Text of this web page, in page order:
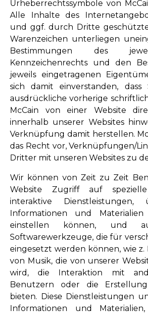
Urheberrechtssymbole von
Alle Inhalte des
und ggf. durch Dritte
Warenzeichen unterliegen
Bestimmungen des
Kennzeichenrechts und den
jeweils eingetragenen
sich damit einverstanden,
ausdrückliche vorherige
McCain von einer Website
innerhalb unserer Websites
Verknüpfung damit herstellen.
das Recht vor, Verknüpfungen/
Dritter mit unseren Websites zu
Wir können von Zeit zu Zeit
Website Zugriff auf
interaktive
Informationen und
einstellen können, und
Softwarewerkzeuge, die für
eingesetzt werden können, wie z.
von Musik, die von unserer
wird, die Interaktion mit
Benutzern oder die
bieten. Diese Dienstleistungen
Informationen und